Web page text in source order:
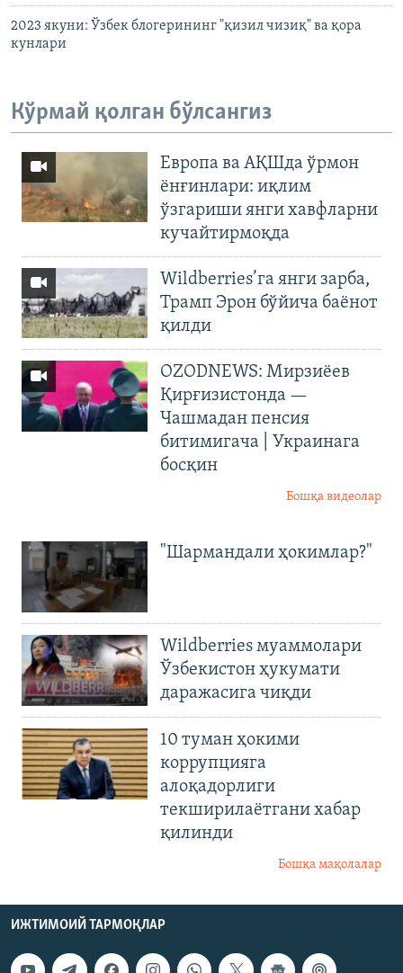
2023 якуни: Ўзбек блогерининг "қизил чизиқ" ва қора
кунлари
Кўрмай қолган бўлсангиз
Европа ва АҚШда ўрмон
ёнғинлари: иқлим
ўзгариши янги хавфларни
кучайтирмоқда
Wildberries’га янги зарба,
Трамп Эрон бўйича баёнот
қилди
OZODNEWS: Мирзиёев
Қирғизистонда —
Чашмадан пенсия
битимигача | Украинага
босқин
Бошқа видеолар
"Шармандали ҳокимлар?"
Wildberries муаммолари
Ўзбекистон ҳукумати
даражасига чиқди
10 туман ҳокими
коррупцияга
алоқадорлиги
текширилаётгани хабар
қилинди
Бошқа мақолалар
ИЖТИМОИЙ ТАРМОҚЛАР